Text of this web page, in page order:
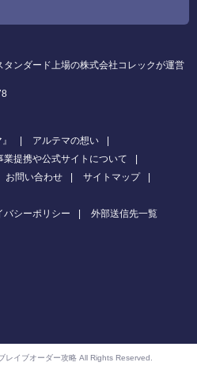
タンダード上場の株式会社コレックが運営
アルテマの想い
業提携や公式サイトについて
お問い合わせ
サイトマップ
バシーポリシー 外部送信先一覧
レイブオーダー攻略 All Rights Reserved.